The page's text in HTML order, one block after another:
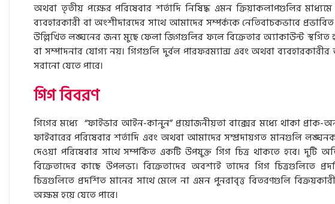
অথবা তৃতীয় পক্ষের পরিষেবার শর্তাদি নিষিদ্ধ এমন ক্রিয়াকলাপগুলির
ব্যবহারকারী বা অংশীদারদের সাথে আমাদের সম্পর্ককে নেতিবাচকভাবে
উল্লিখিত লঙ্ঘনের জন্য মুছে ফেলা জিগগুলির ফলে বিক্রেতার অ্যাকাউন্ট
বা সম্পাদনার যোগ্য নয়। গিগগুলি দুর্বল পারফরম্যান্স এবং অথবা
সরানো যেতে পারে।
গিগ বিবরণ
গিগের মধ্যে “ফাইভার আইন-কানুন” প্রয়োজনীয়তা বাক্সের মধ্যে থাকা
ফাইবারের পরিষেবার শর্তাদি এবং অথবা আমাদের সম্প্রদায়গত মানগুলি
দেওয়া পরিষেবার সাথে সম্পর্কিত একটি উপযুক্ত গিগ চিত্র থাকতে হবে।
বিক্রেতাদের কাছে উপলভ্য। বিক্রেতাদের অবশ্যই তাদের গিগ চিত্রগুলিতে
চিত্রগুলিতে প্রদর্শিত মানের সাথে মেলে না এমন পুনরাবৃত্ত বিতরণগুলি
অক্ষম হয়ে যেতে পারে।